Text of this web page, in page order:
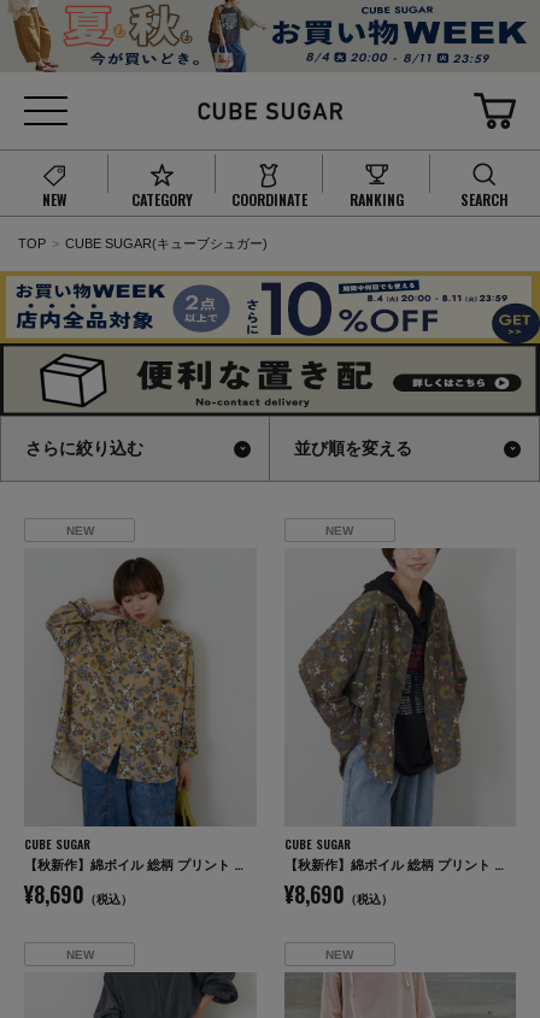
NEW CATEGORY COORDINATE RANKING SEARCH
TOP CUBE SUGAR(キューブシュガー)
さらに絞り込む 並び順を変える
NEW
CUBE SUGAR
【秋新作】綿ボイル 総柄 プリント 袖ロールアップ シャツ
¥8,690 （税込）
NEW
CUBE SUGAR
【秋新作】綿ボイル 総柄 プリント 袖ロールアップ シャツ
¥8,690 （税込）
NEW NEW